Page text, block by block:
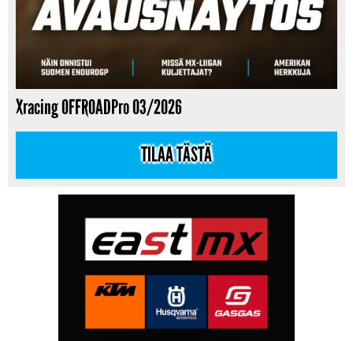
Xracing OFFROADPro 03/2026
TILAA TÄSTÄ